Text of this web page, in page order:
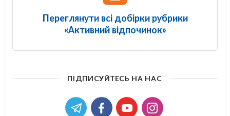
Переглянути всі добірки рубрики
«Активний відпочинок»
ПІДПИСУЙТЕСЬ НА НАС